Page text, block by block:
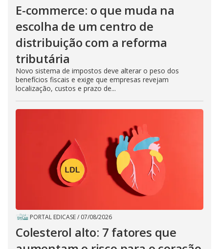
E-commerce: o que muda na
escolha de um centro de
distribuição com a reforma
tributária
Novo sistema de impostos deve alterar o peso dos
benefícios fiscais e exige que empresas revejam
localização, custos e prazo de...
PORTAL EDICASE/ 07/08/2026
Colesterol alto: 7 fatores que